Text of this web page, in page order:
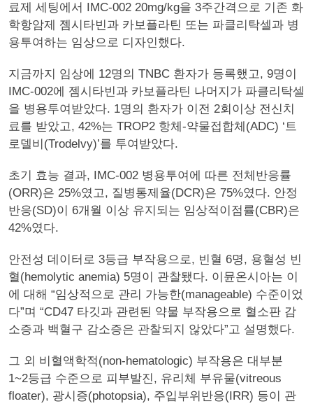
료제 세팅에서 IMC-002 20mg/kg을 3주간격으로 기존 화
학항암제 젬시타빈과 카보플라틴 또는 파클리탁셀과 병
용투여하는 임상으로 디자인했다.
지금까지 임상에 12명의 TNBC 환자가 등록했고, 9명이
IMC-002에 젬시타빈과 카보플라틴 나머지가 파클리탁셀
을 병용투여받았다. 1명의 환자가 이전 2회이상 전신치
료를 받았고, 42%는 TROP2 항체-약물접합체(ADC) ‘트
로델비(Trodelvy)’를 투여받았다.
초기 효능 결과, IMC-002 병용투여에 따른 전체반응률
(ORR)은 25%였고, 질병통제율(DCR)은 75%였다. 안정
반응(SD)이 6개월 이상 유지되는 임상적이점률(CBR)은
42%였다.
안전성 데이터로 3등급 부작용으로, 빈혈 6명, 용혈성 빈
혈(hemolytic anemia) 5명이 관찰됐다. 이뮨온시아는 이
에 대해 “임상적으로 관리 가능한(manageable) 수준이었
다”며 “CD47 타깃과 관련된 약물 부작용으로 혈소판 감
소증과 백혈구 감소증은 관찰되지 않았다”고 설명했다.
그 외 비혈액학적(non-hematologic) 부작용은 대부분
1~2등급 수준으로 피부발진, 유리체 부유물(vitreous
floater), 광시증(photopsia), 주입부위반응(IRR) 등이 관